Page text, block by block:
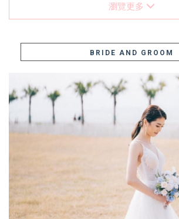
瀏覽更多
BRIDE AND GROOM